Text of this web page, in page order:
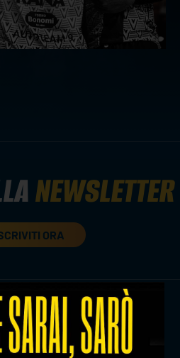
NEWSLETTER
ORA